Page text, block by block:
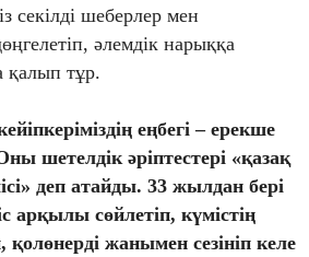
секілді шеберлер мен
әлемдік нарыққа
қалып тұр.
еңбегі – ерекше
шетелдік әріптестері «қазақ
деп атайды. 33 жылдан бері
арқылы сөйлетіп, күмістің
қолөнерді жанымен сезініп келе